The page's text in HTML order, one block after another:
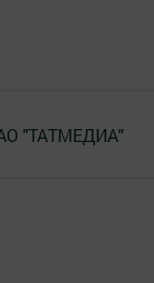
"ТАТМЕДИА"